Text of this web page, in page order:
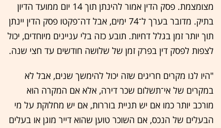
מצומצמת. פסק הדין אמור להינתן תוך 14 יום ממועד הדיון
בתיק. מדובר בערך ל־74 ימים, אבל דה־פקטו פסק הדין יינתן
תוך יותר זמן בגלל דחיות. תובע כזה בלי עניינים מיוחדים, יכול
לצפות לפסק דין בפרק זמן של שלושה חודשים עד חצי שנה.
"היו לנו מקרים חריגים שזה יכול להימשך שנים, אבל לא
במקרים של אי־תשלום שכר דירה, אלא אם המקרה הוא
מורכב יותר כמו אם יש תניית בוררות, אם יש מחלוקת על מי
הבעלים של הנכס, אם השוכר טוען שהוא דייר מוגן או בעלים